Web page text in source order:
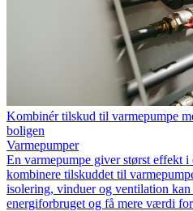
Kombinér tilskud til varmepumpe
boligen
Varmepumper
En varmepumpe giver størst effekt
kombinere tilskuddet til
isolering, vinduer og ventilation
energiforbruget og få mere værdi